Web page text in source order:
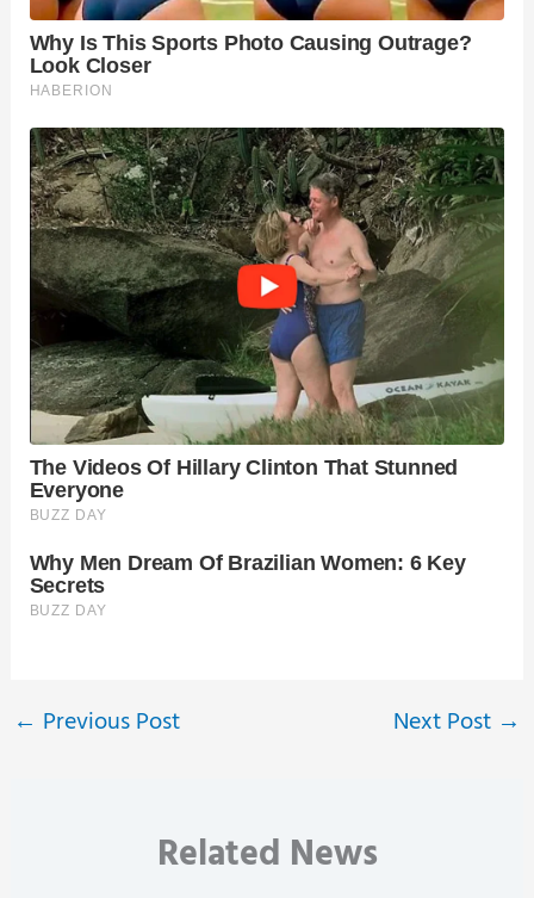
← Previous Post Next Post →
Related News